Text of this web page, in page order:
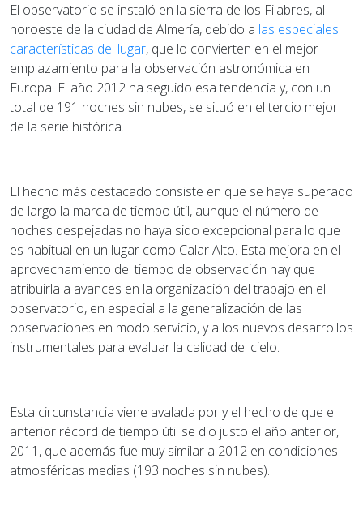
El observatorio se instaló en la sierra de los Filabres, al
noroeste de la ciudad de Almería, debido a las especiales
características del lugar, que lo convierten en el mejor
emplazamiento para la observación astronómica en
Europa. El año 2012 ha seguido esa tendencia y, con un
total de 191 noches sin nubes, se situó en el tercio mejor
de la serie histórica.
El hecho más destacado consiste en que se haya superado
de largo la marca de tiempo útil, aunque el número de
noches despejadas no haya sido excepcional para lo que
es habitual en un lugar como Calar Alto. Esta mejora en el
aprovechamiento del tiempo de observación hay que
atribuirla a avances en la organización del trabajo en el
observatorio, en especial a la generalización de las
observaciones en modo servicio, y a los nuevos desarrollos
instrumentales para evaluar la calidad del cielo.
Esta circunstancia viene avalada por y el hecho de que el
anterior récord de tiempo útil se dio justo el año anterior,
2011, que además fue muy similar a 2012 en condiciones
atmosféricas medias (193 noches sin nubes).